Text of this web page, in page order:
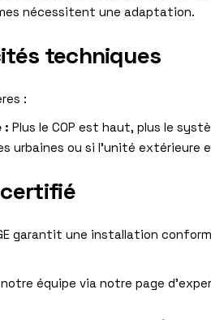
nécessitent une adaptation.
techniques
:
: Plus le COP est haut, plus le
urbaines ou si l’unité extérieure
garantit une installation
équipe via notre page d’